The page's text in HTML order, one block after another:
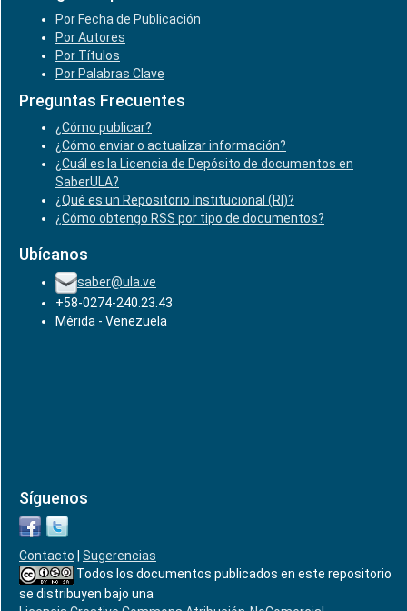
Por Fecha de Publicación
Por Autores
Por Títulos
Por Palabras Clave
Preguntas Frecuentes
¿Cómo publicar?
¿Cómo enviar o actualizar información?
¿Cuál es la Licencia de Depósito de documentos en
SaberULA?
¿Qué es un Repositorio Institucional (RI)?
¿Cómo obtengo RSS por tipo de documentos?
Ubícanos
saber@ula.ve
+58-0274-240.23.43
Mérida - Venezuela
Síguenos
Contacto
Sugerencias
Todos los documentos publicados en este repositorio
se distribuyen bajo una